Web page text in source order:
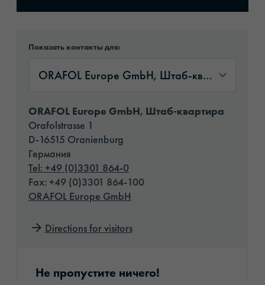
Показать контакты для:
ORAFOL Europe GmbH, Штаб-квартира
ORAFOL Europe GmbH, Штаб-
ORAFOL Europe GmbH, Штаб-квартира
Orafolstrasse 1
D-16515 Oranienburg
Германия
Tel: +49 (0)3301 864-0
Fax: +49 (0)3301 864-100
ORAFOL Europe GmbH
Directions for visitors
Не пропустите ничего!